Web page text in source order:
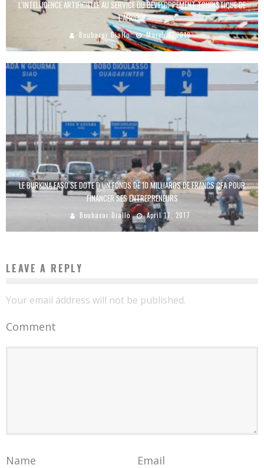
L’INTELLIGENCE ARTIFICIELLE AU SERVICE DU DÉVELOPPEMENT TOURISTIQUE DE
L’AFRIQUE
Boubacar Diallo March 4, 2019
LE BURKINA FASO SE DOTE D’UN FONDS DE 10 MILLIARDS DE FRANCS CFA POUR
FINANCER SES ENTREPRENEURS
Boubacar Diallo April 17, 2017
LEAVE A REPLY
Your email address will not be published.
Comment
Name
Email